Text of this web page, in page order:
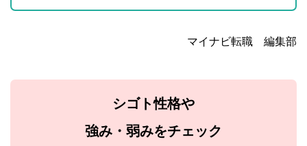
マイナビ転職 編集部
シゴト性格や
強み・弱みをチェック